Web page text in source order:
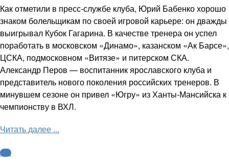
Как отметили в пресс-службе клуба, Юрий Бабенко хорошо
знаком болельщикам по своей игровой карьере: он дважды
выигрывал Кубок Гагарина. В качестве тренера он успел
поработать в московском «Динамо», казанском «Ак Барсе»,
ЦСКА, подмосковном «Витязе» и питерском СКА.
Александр Перов — воспитанник ярославского клуба и
представитель нового поколения российских тренеров. В
минувшем сезоне он привел «Югру» из Ханты-Мансийска к
чемпионству в ВХЛ.
Читать далее ...
КХЛ